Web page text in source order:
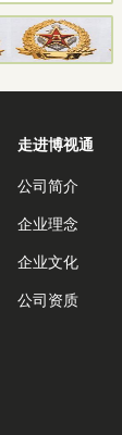
走进博视通
公司简介
企业理念
企业文化
公司资质